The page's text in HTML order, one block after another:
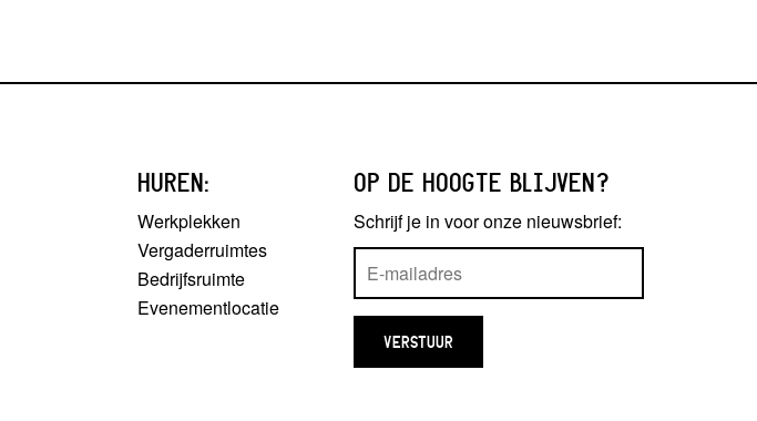
HUREN:
Werkplekken
Vergaderruimtes
Bedrijfsruimte
Evenementlocatie
OP DE HOOGTE BLIJVEN?
Schrijf je in voor onze nieuwsbrief: